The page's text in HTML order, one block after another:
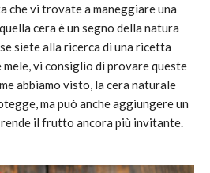
che vi trovate a maneggiare una
cera è un segno della natura
siete alla ricerca di una ricetta
vi consiglio di provare queste
abbiamo visto, la cera naturale
ma può anche aggiungere un
il frutto ancora più invitante.